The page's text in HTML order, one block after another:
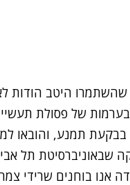
היטב הודות
של פסולת
בבקעת תמנע, והובאו
שבאוניברסיטת תל
אנו בוחנים שרידי